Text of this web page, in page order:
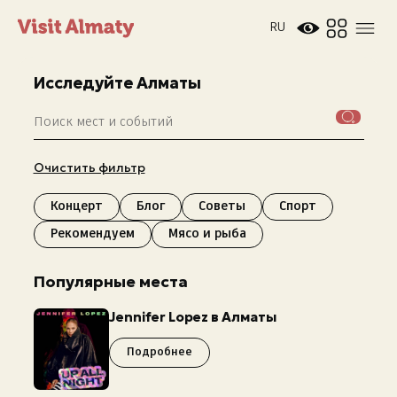
RU
Исследуйте Алматы
Очистить фильтр
Концерт Блог Советы Спорт
Рекомендуем Мясо и рыба
Популярные места
Jennifer Lopez в Алматы
Подробнее
Новости
26°
Мероприятия